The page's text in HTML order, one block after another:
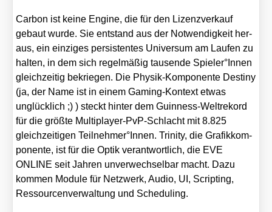
Car­bon ist kei­ne Engi­ne, die für den Lizenz­ver­kauf
gebaut wur­de. Sie ent­stand aus der Not­wen­dig­keit her­
aus, ein ein­zi­ges per­sis­ten­tes Uni­ver­sum am Lau­fen zu
hal­ten, in dem sich regel­mä­ßig tau­sen­de Spieler°Innen
gleich­zei­tig bekrie­gen. Die Phy­sik-Kom­po­nen­te Desti­ny
(ja, der Name ist in einem Gam­ing-Kon­text etwas
unglück­lich ;) ) steckt hin­ter dem Guin­ness-Welt­re­kord
für die größ­te Mul­ti­play­er-PvP-Schlacht mit 8.825
gleich­zei­ti­gen Teilnehmer°Innen. Tri­ni­ty, die Gra­fik­kom­
po­nen­te, ist für die Optik ver­ant­wort­lich, die EVE
ONLINE seit Jah­ren unver­wech­sel­bar macht. Dazu
kom­men Modu­le für Netz­werk, Audio, UI, Scrip­ting,
Res­sour­cen­ver­wal­tung und Sche­du­ling.